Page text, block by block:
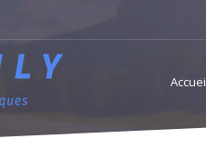
Accessoires